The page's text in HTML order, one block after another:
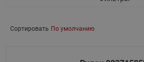
Сортировать По умолчанию